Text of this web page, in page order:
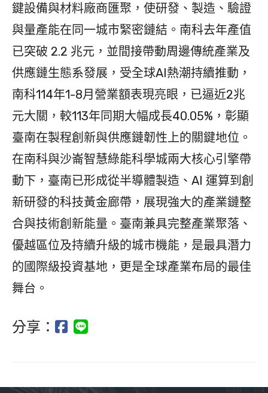
鍵設備與材料廠商匯聚，使研發、製造、驗證
與量產能在同一城市緊密鏈結。南科去年產值
已突破 2.2 兆元，並間接帶動周邊傳統產業及
供應鏈生態系發展，受全球AI熱潮持續推動，
南科114年1-8月營業額表現亮眼，已逼近2兆
元大關，較113年同期大幅成長40.05%，彰顯
臺南在製程創新與供應鏈韌性上的關鍵地位。
在南科與沙崙智慧綠能科學城兩大核心引擎帶
動下，臺南已形成從半導體製造、AI 運算到創
新研發的科技黃金廊帶，展現強大的產業鏈整
合與技術創新能量。臺南兼具完整產業聚落、
優越區位及持續升級的城市機能，是最具潛力
的國際級投資基地，更是全球產業布局的最佳
舞台。
分享：